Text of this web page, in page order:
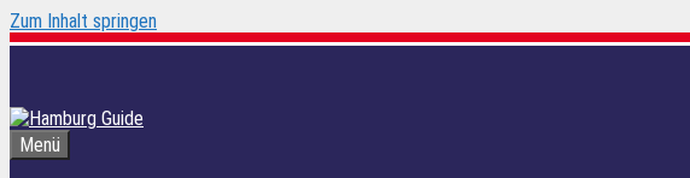
Zum Inhalt springen
Menü